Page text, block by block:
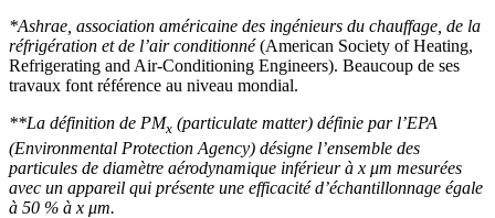
*Ashrae, association américaine des ingénieurs du chauffage, de la
réfrigération et de l’air conditionné(American Society of Heating,
Refrigerating and Air-Conditioning Engineers). Beaucoup de ses
travaux font référence au niveau mondial.
**La définition de PMx (particulate matter) définie par l’EPA
(Environmental Protection Agency) désigne l’ensemble des
particules de diamètre aérodynamique inférieur à x μm mesurées
avec un appareil qui présente une efficacité d’échantillonnage égale
à 50 % à x μm.